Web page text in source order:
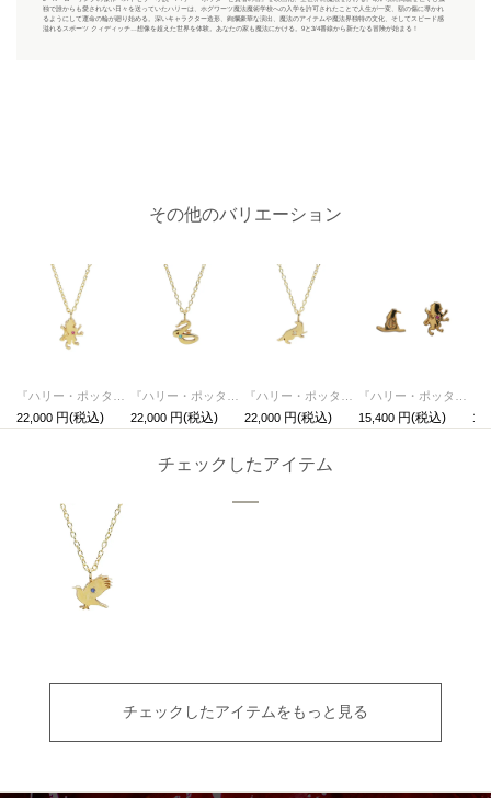
独で誰からも愛されない日々を送っていたハリーは、ホグワーツ魔法魔術学校への入学を許可されたことで人生が一変、額の傷に導かれ
るようにして運命の輪が廻り始める。深いキャラクター造形、絢爛豪華な演出、魔法のアイテムや魔法界独特の文化、そしてスピード感
溢れるスポーツ クィディッチ…想像を超えた世界を体験。あなたの家も魔法にかける。9と3/4番線から新たなる冒険が始まる！
その他のバリエーション
『ハリー・ポッターと賢者の石』 組分け帽子ネックレス - グリフィンドール
22,000
『ハリー・ポッターと賢者の石』 組分け帽子ネックレス - スリザリン
22,000
『ハリー・ポッターと賢者の石』 組分け帽子ネックレス - ハッフルパフ
22,000
『ハリー・ポッターと賢者の石』 組分け帽子ピアス - グリフィンドール(両耳)
15,400
チェックしたアイテム
チェックしたアイテムをもっと見る